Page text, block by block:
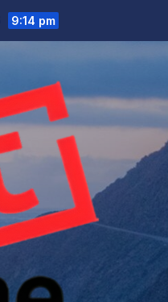
9:14 pm